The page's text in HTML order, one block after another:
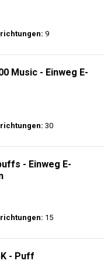
9
Music - Einweg E-
30
- Einweg E-
15
- Puff